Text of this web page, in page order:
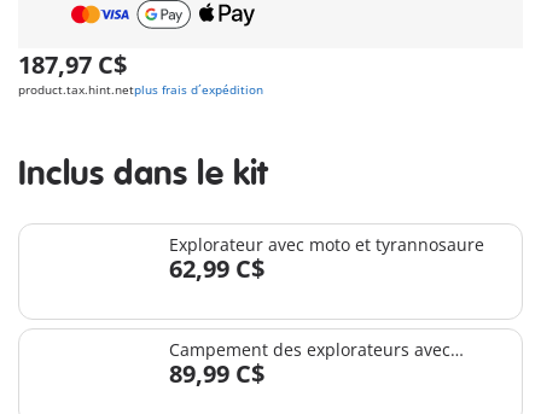
187,97 C$
product.tax.hint.netplus frais d´expédition
Inclus dans le kit
Explorateur avec moto et tyrannosaure
62,99 C$
Campement des explorateurs avec
dinosaures
89,99 C$